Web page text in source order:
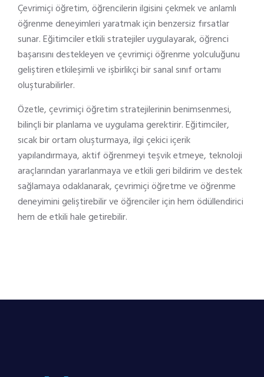
Çevrimiçi öğretim, öğrencilerin ilgisini çekmek ve anlamlı
öğrenme deneyimleri yaratmak için benzersiz fırsatlar
sunar. Eğitimciler etkili stratejiler uygulayarak, öğrenci
başarısını destekleyen ve çevrimiçi öğrenme yolculuğunu
geliştiren etkileşimli ve işbirlikçi bir sanal sınıf ortamı
oluşturabilirler.
Özetle, çevrimiçi öğretim stratejilerinin benimsenmesi,
bilinçli bir planlama ve uygulama gerektirir. Eğitimciler,
sıcak bir ortam oluşturmaya, ilgi çekici içerik
yapılandırmaya, aktif öğrenmeyi teşvik etmeye, teknoloji
araçlarından yararlanmaya ve etkili geri bildirim ve destek
sağlamaya odaklanarak, çevrimiçi öğretme ve öğrenme
deneyimini geliştirebilir ve öğrenciler için hem ödüllendirici
hem de etkili hale getirebilir.